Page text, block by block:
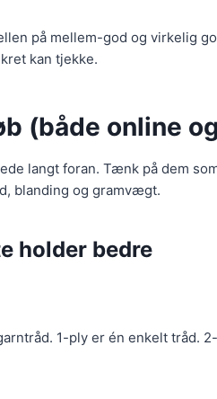
på mellem-god og virkelig
kan tjekke.
(både online
langt foran. Tænk på dem
blanding og gramvægt.
holder bedre
1-ply er én enkelt tråd.